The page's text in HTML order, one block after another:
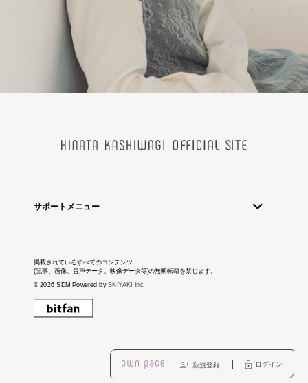
新規登録 ログイン
サポートメニュー
掲載されているすべてのコンテンツ
(記事、画像、音声データ、映像データ等)の無断転載を禁じます。
© 2026 SDM Powered by SKIYAKI Inc.